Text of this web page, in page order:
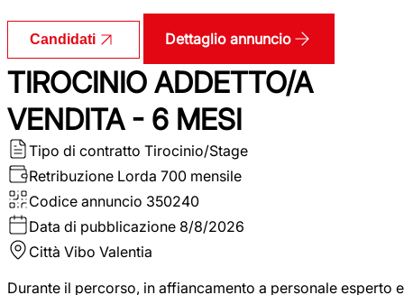
Candidati Dettaglio annuncio
TIROCINIO ADDETTO/A
VENDITA - 6 MESI
Tipo di contratto Tirocinio/Stage
Retribuzione Lorda 700 mensile
Codice annuncio 350240
Data di pubblicazione 8/8/2026
Città Vibo Valentia
Durante il percorso, in affiancamento a personale esperto e